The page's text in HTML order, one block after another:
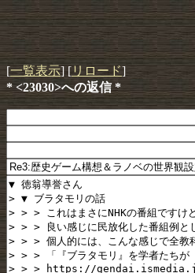
[一覧表示] [リロード]
* <23030>への返信 *